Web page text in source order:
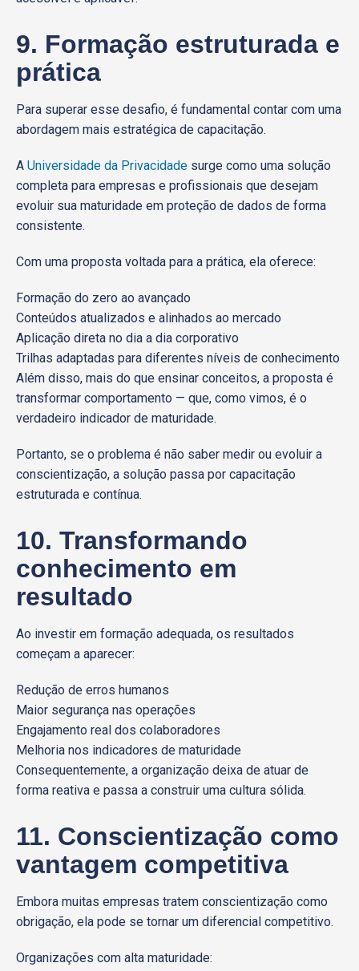
9. Formação estruturada e
prática
Para superar esse desafio, é fundamental contar com uma
abordagem mais estratégica de capacitação.
A Universidade da Privacidade surge como uma solução
completa para empresas e profissionais que desejam
evoluir sua maturidade em proteção de dados de forma
consistente.
Com uma proposta voltada para a prática, ela oferece:
Formação do zero ao avançado
Conteúdos atualizados e alinhados ao mercado
Aplicação direta no dia a dia corporativo
Trilhas adaptadas para diferentes níveis de conhecimento
Além disso, mais do que ensinar conceitos, a proposta é
transformar comportamento — que, como vimos, é o
verdadeiro indicador de maturidade.
Portanto, se o problema é não saber medir ou evoluir a
conscientização, a solução passa por capacitação
estruturada e contínua.
10. Transformando
conhecimento em
resultado
Ao investir em formação adequada, os resultados
começam a aparecer:
Redução de erros humanos
Maior segurança nas operações
Engajamento real dos colaboradores
Melhoria nos indicadores de maturidade
Consequentemente, a organização deixa de atuar de
forma reativa e passa a construir uma cultura sólida.
11. Conscientização como
vantagem competitiva
Embora muitas empresas tratem conscientização como
obrigação, ela pode se tornar um diferencial competitivo.
Organizações com alta maturidade: